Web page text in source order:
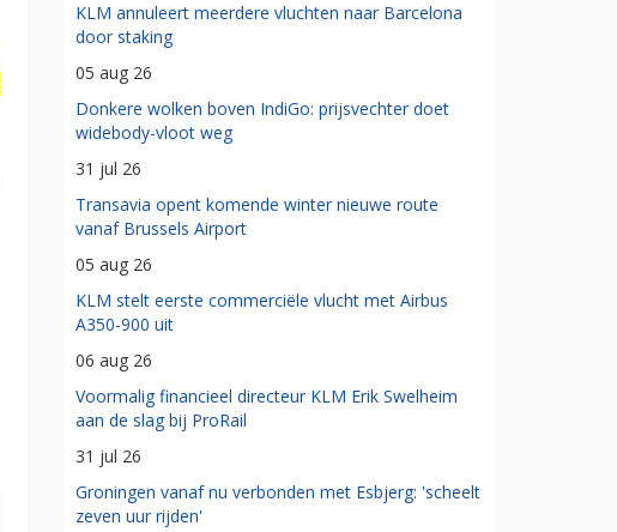
KLM annuleert meerdere vluchten naar Barcelona
door staking
05 aug 26
Donkere wolken boven IndiGo: prijsvechter doet
widebody-vloot weg
31 jul 26
Transavia opent komende winter nieuwe route
vanaf Brussels Airport
05 aug 26
KLM stelt eerste commerciële vlucht met Airbus
A350-900 uit
06 aug 26
Voormalig financieel directeur KLM Erik Swelheim
aan de slag bij ProRail
31 jul 26
Groningen vanaf nu verbonden met Esbjerg: 'scheelt
zeven uur rijden'